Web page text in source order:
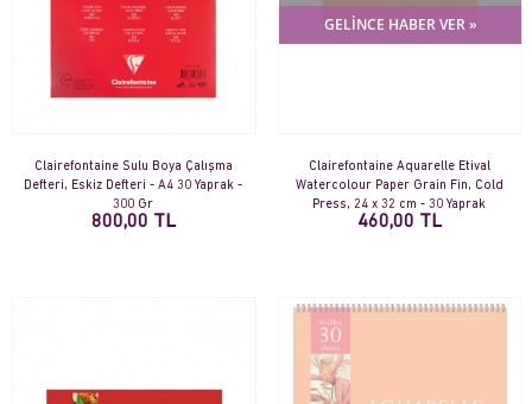
Clairefontaine Sulu Boya Çalışma
Defteri, Eskiz Defteri - A4 30 Yaprak -
300 Gr
800,00 TL
GELİNCE HABER VER »
Clairefontaine Aquarelle Etival
Watercolour Paper Grain Fin, Cold
Press, 24 x 32 cm - 30 Yaprak
460,00 TL